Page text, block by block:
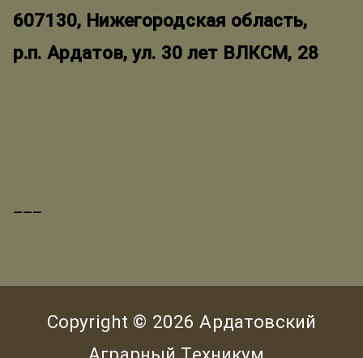
607130, Нижегородская область,
р.п. Ардатов, ул. 30 лет ВЛКСМ, 28
Copyright © 2026 Ардатовский